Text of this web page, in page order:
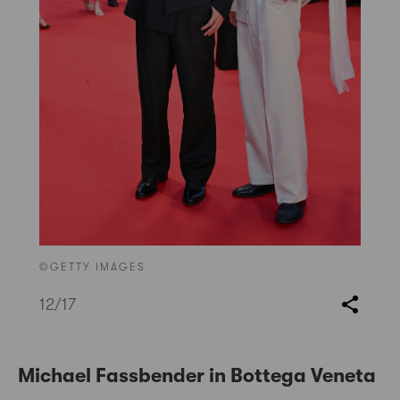
©GETTY IMAGES
12/17
Michael Fassbender in Bottega Veneta